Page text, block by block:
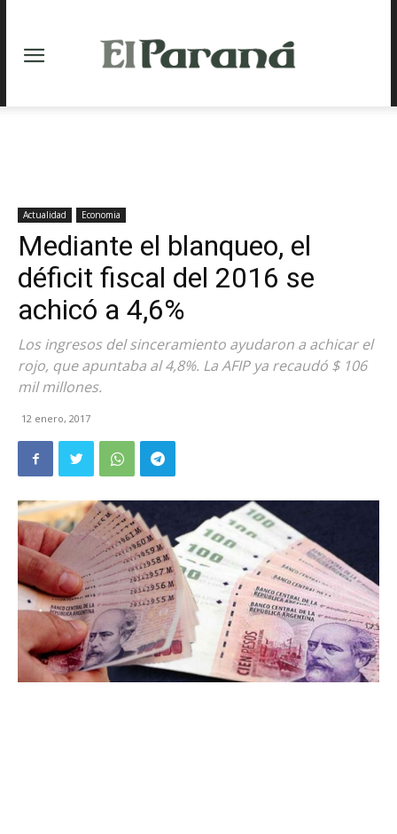
Actualidad Economia
Mediante el blanqueo, el
déficit fiscal del 2016 se
achicó a 4,6%
Los ingresos del sinceramiento ayudaron a achicar el
rojo, que apuntaba al 4,8%. La AFIP ya recaudó $ 106
mil millones.
12 enero, 2017